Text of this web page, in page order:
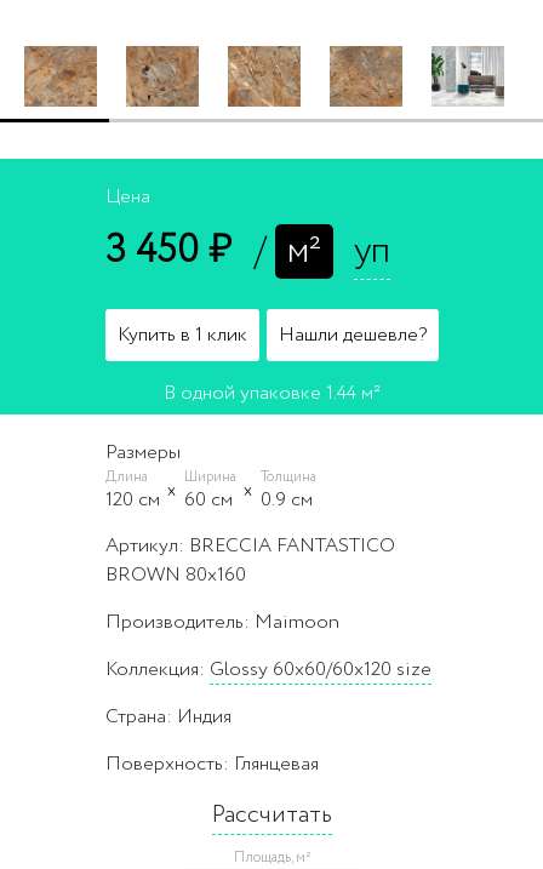
Цена
3 450 ₽ / м² уп
Купить в 1 клик Нашли дешевле?
В одной упаковке 1.44 м²
Размеры
Длина
120 cм
Ширина
60 cм
Толщина
0.9 cм
Артикул: BRECCIA FANTASTICO
BROWN 80x160
Производитель: Maimoon
Коллекция: Glossy 60x60/60x120 size
Страна: Индия
Поверхность: Глянцевая
Рассчитать
Площадь, м²